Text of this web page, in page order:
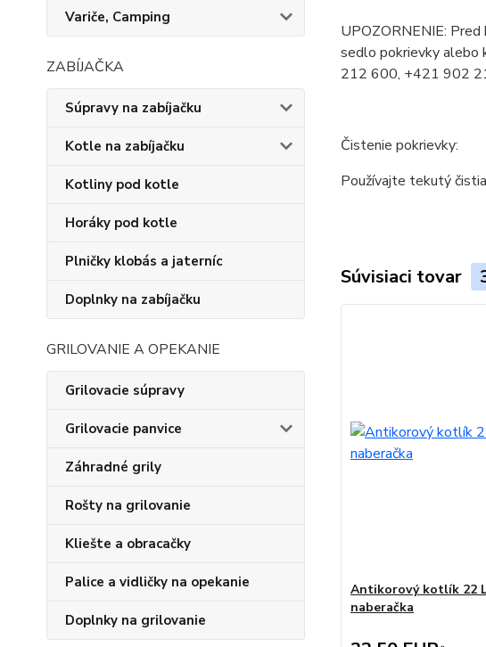
Variče, Camping
ZABÍJAČKA
Súpravy na zabíjačku
Kotle na zabíjačku
Kotliny pod kotle
Horáky pod kotle
Plničky klobás a jaterníc
Doplnky na zabíjačku
GRILOVANIE A OPEKANIE
Grilovacie súpravy
Grilovacie panvice
Záhradné grily
Rošty na grilovanie
Kliešte a obracačky
Palice a vidličky na opekanie
Doplnky na grilovanie
UPOZORNENIE:
sedlo pokrievky alebo
212 600, +421 902
Čistenie pokrievky:
Používajte tekutý
Súvisiaci tovar
Antikorový kotlík 22
naberačka